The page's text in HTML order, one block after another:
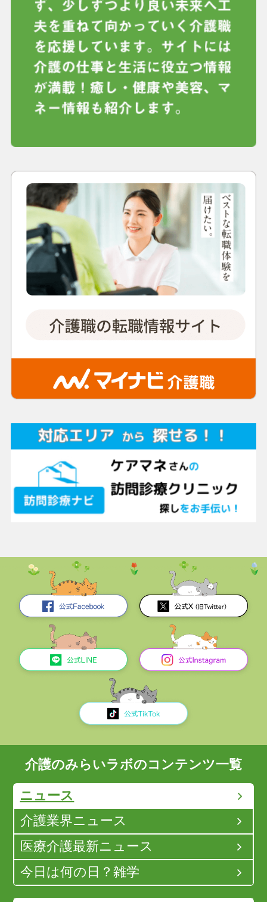
介護のみらいラボのコンテンツ一覧
ニュース
介護業界ニュース
医療介護最新ニュース
今日は何の日？雑学